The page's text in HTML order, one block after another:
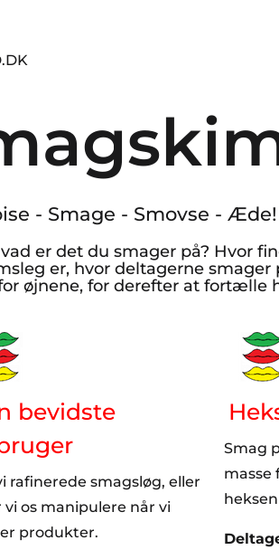
- Smage - Smovse - Æde!
er det du smager på? Hvor
er, hvor deltagerne smager
øjnene, for derefter at fortælle
bevidste
rafinerede smagsløg, eller
vi os manipulere når vi
produkter.
Smag
masse